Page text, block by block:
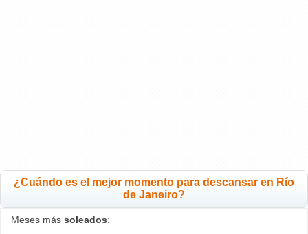
¿Cuándo es el mejor momento para descansar en Río
de Janeiro?
Meses más soleados: